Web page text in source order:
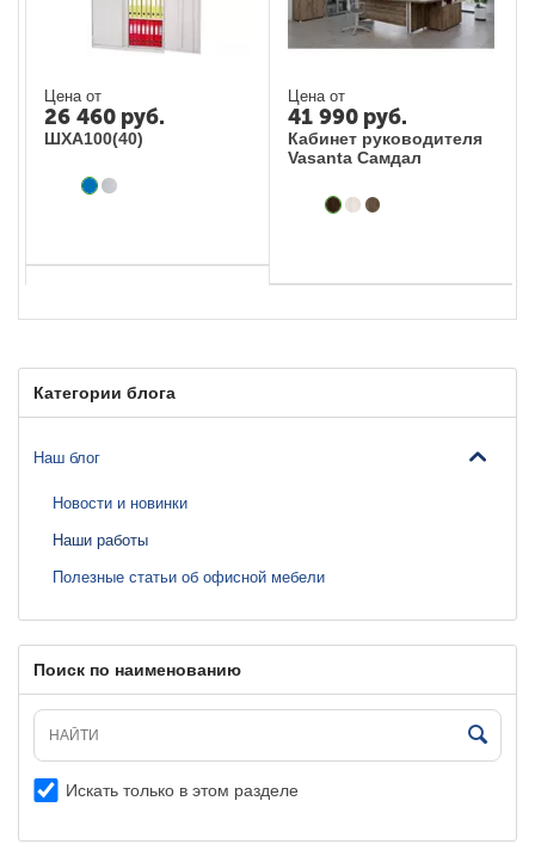
Цена от
26 460 руб.
ШХА100(40)
Цена от
41 990 руб.
Кабинет руководителя
Vasanta Самдал
Категории блога
Наш блог
Новости и новинки
Наши работы
Полезные статьи об офисной мебели
Поиск по наименованию
Искать только в этом разделе